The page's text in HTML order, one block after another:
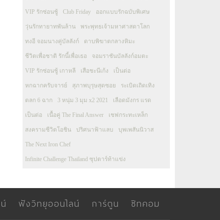
VIP รักซ่อนชู้ Club Friday ออกแบบรักฉบับพิเศษ
วุ่นรักทายาทพันล้าน พระพุทธเจ้ามหาศาสดาโลก
ทงอี จอมนางคู่บัลลังก์ ดาบพิฆาตกลางหิมะ
ชีวิตเพื่อชาติ รักนี้เพื่อเธอ จอมราชันบัลลังก์อมตะ
VIP รักซ่อนชู้ เกาหลี เสือชะนีเก้ง เป็นต่อ
หกฉากครับจารย์ สุภาพบุรุษสุดซอย ระเบิดเถิดเทิง
ตลก 6 ฉาก 3 หนุ่ม 3 มุม x2 2021 เลือดมังกร แรด
เป็นต่อ เนื้อคู่ The Final Answer เชฟกระทะเหล็ก
สงครามชีวิตโอชิน ปริศนาฟ้าแลบ บุพเพสันนิวาส
The Next Iron Chef
Infinite Challenge Thailand ซุปตาร์ท้าแข่ง
ฟังวิทยุออนไลน์ การ์ตูน ซิทคอม